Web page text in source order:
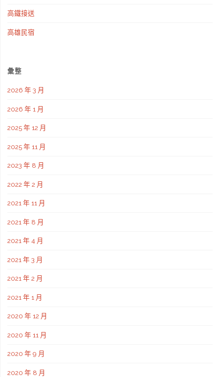
高鐵接送
高雄民宿
彙整
2026 年 3 月
2026 年 1 月
2025 年 12 月
2025 年 11 月
2023 年 8 月
2022 年 2 月
2021 年 11 月
2021 年 8 月
2021 年 4 月
2021 年 3 月
2021 年 2 月
2021 年 1 月
2020 年 12 月
2020 年 11 月
2020 年 9 月
2020 年 8 月